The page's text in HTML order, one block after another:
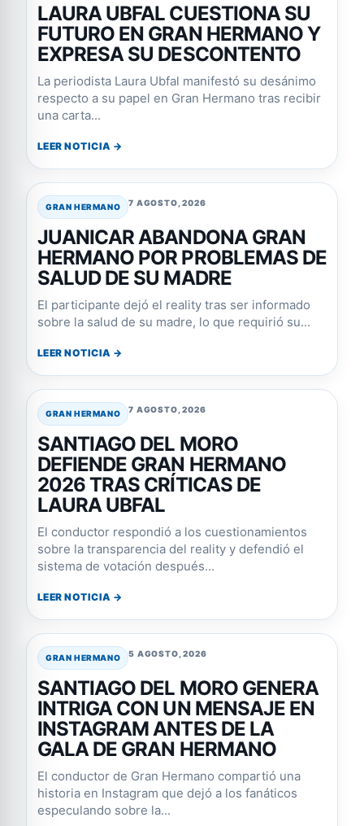
LAURA UBFAL CUESTIONA SU
FUTURO EN GRAN HERMANO Y
EXPRESA SU DESCONTENTO
La periodista Laura Ubfal manifestó su desánimo
respecto a su papel en Gran Hermano tras recibir
una carta...
LEER NOTICIA →
GRAN HERMANO 7 AGOSTO, 2026
JUANICAR ABANDONA GRAN
HERMANO POR PROBLEMAS DE
SALUD DE SU MADRE
El participante dejó el reality tras ser informado
sobre la salud de su madre, lo que requirió su...
LEER NOTICIA →
GRAN HERMANO 7 AGOSTO, 2026
SANTIAGO DEL MORO
DEFIENDE GRAN HERMANO
2026 TRAS CRÍTICAS DE
LAURA UBFAL
El conductor respondió a los cuestionamientos
sobre la transparencia del reality y defendió el
sistema de votación después...
LEER NOTICIA →
GRAN HERMANO 5 AGOSTO, 2026
SANTIAGO DEL MORO GENERA
INTRIGA CON UN MENSAJE EN
INSTAGRAM ANTES DE LA
GALA DE GRAN HERMANO
El conductor de Gran Hermano compartió una
historia en Instagram que dejó a los fanáticos
especulando sobre la...